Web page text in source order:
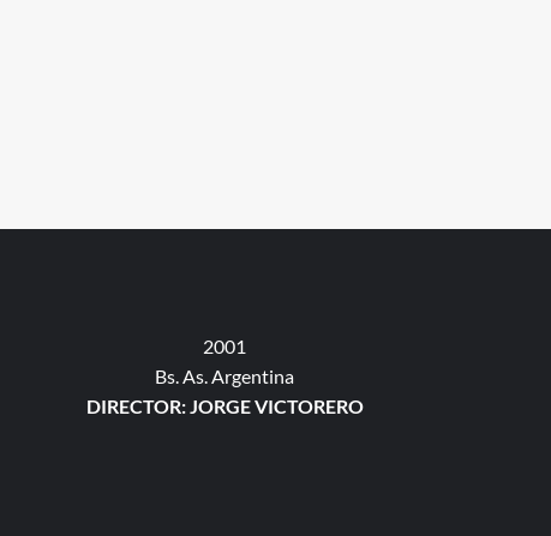
2001
Bs. As. Argentina
DIRECTOR: JORGE VICTORERO